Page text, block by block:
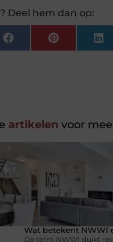
Deel hem dan op:
FacebookPinterest
artikelen voor
Wat betekent NWWI
De term NWWI duikt